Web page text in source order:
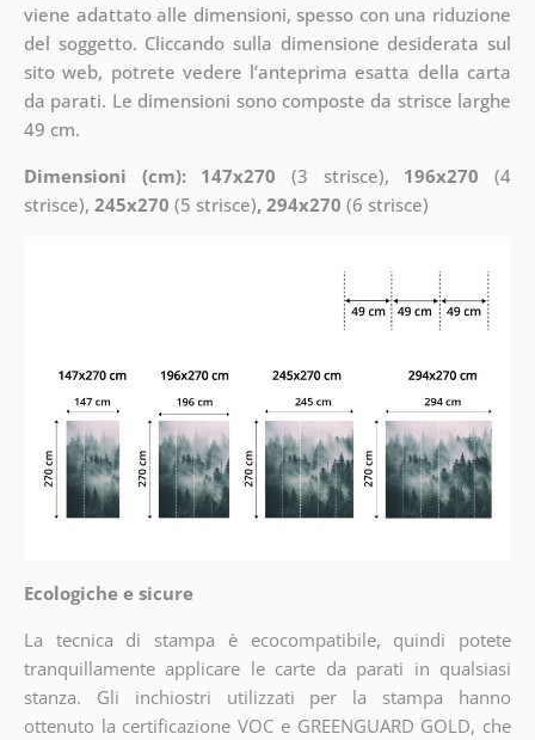
viene adattato alle dimensioni, spesso con una riduzione
del soggetto. Cliccando sulla dimensione desiderata sul
sito web, potrete vedere l’anteprima esatta della carta
da parati. Le dimensioni sono composte da strisce larghe
49 cm.
Dimensioni (cm): 147x270 (3 strisce), 196x270 (4
strisce), 245x270 (5 strisce), 294x270 (6 strisce)
Ecologiche e sicure
La tecnica di stampa è ecocompatibile, quindi potete
tranquillamente applicare le carte da parati in qualsiasi
stanza. Gli inchiostri utilizzati per la stampa hanno
ottenuto la certificazione VOC e GREENGUARD GOLD, che